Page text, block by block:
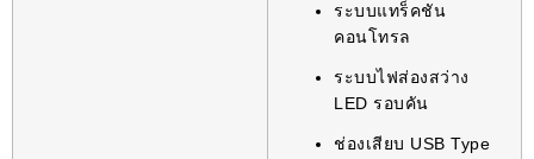
ระบบแทร็คชัน
คอนโทรล
ระบบไฟส่องสว่าง
LED รอบคัน
ช่องเสียบ USB Type